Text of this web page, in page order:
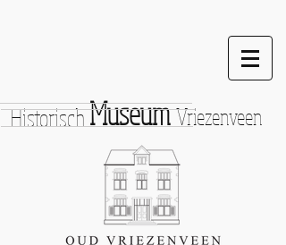
HistorischMuseumVriezenveen